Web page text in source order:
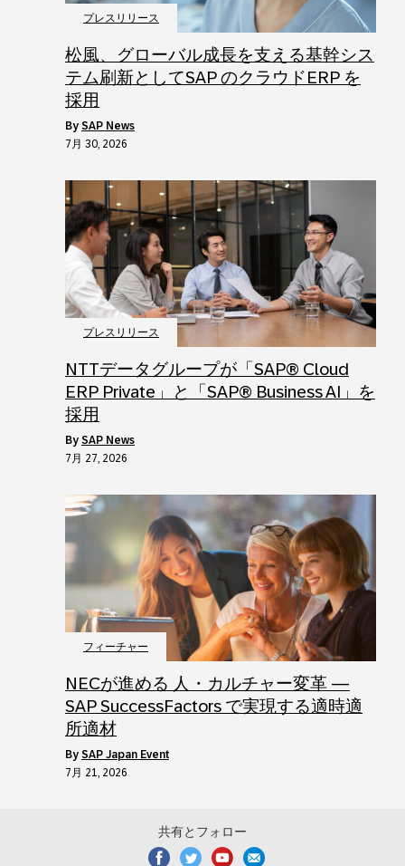
プレスリリース
松風、グローバル成長を支える基幹シス
テム刷新としてSAP のクラウドERP を
採用
by SAP News
7月 30, 2026
プレスリリース
NTTデータグループが「SAP® Cloud
ERP Private」と「SAP® Business AI」を
採用
by SAP News
7月 27, 2026
フィーチャー
NECが進める 人・カルチャー変革 ―
SAP SuccessFactors で実現する適時適
所適材
by SAP Japan Event
7月 21, 2026
共有とフォロー